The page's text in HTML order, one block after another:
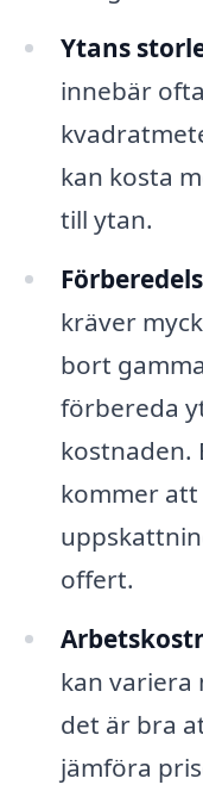
Ytans
innebär
kan kosta
till ytan.
kräver
bort
förbereda
kostnaden.
kommer
offert.
kan variera
det är bra
jämföra